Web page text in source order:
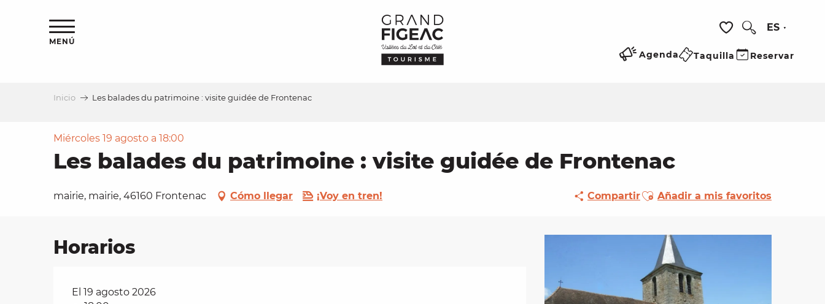
Voir les favoris
ES
MENÚ
Agenda Taquilla Reservar
Inicio Les balades du patrimoine : visite guidée de Frontenac
Miércoles 19 agosto a 18:00
Les balades du patrimoine : visite guidée de Frontenac
mairie, mairie, 46160 Frontenac Cómo llegar ¡Voy en tren! CompartirAjouter aux favoris
Añadir a mis favoritos
Horarios
El 19 agosto 2026